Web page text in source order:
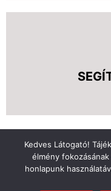
Copyright © 2026 |
Kedves Látogató!
élmény
honlapunk